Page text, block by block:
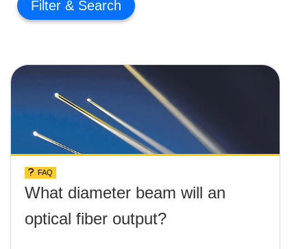
Filter
FAQ
What diameter beam will an
optical fiber output?